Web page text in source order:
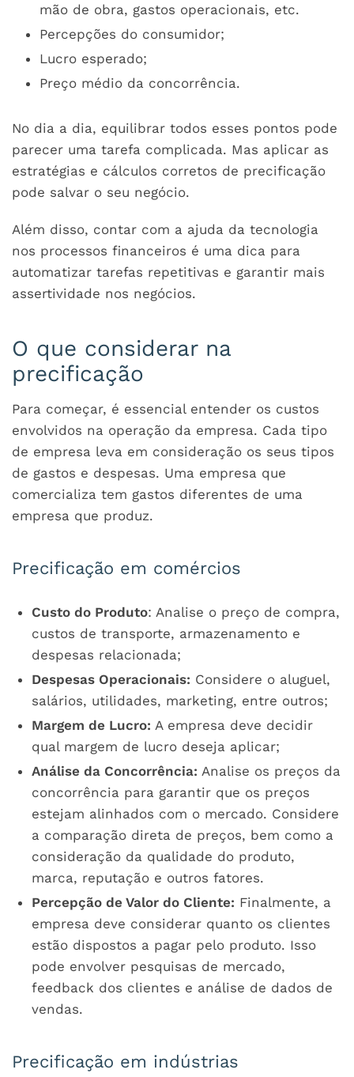
mão de obra, gastos operacionais, etc.
Percepções do consumidor;
Lucro esperado;
Preço médio da concorrência.
No dia a dia, equilibrar todos esses pontos pode
parecer uma tarefa complicada. Mas aplicar as
estratégias e cálculos corretos de precificação
pode salvar o seu negócio.
Além disso, contar com a ajuda da tecnologia
nos processos financeiros é uma dica para
automatizar tarefas repetitivas e garantir mais
assertividade nos negócios.
O que considerar na
precificação
Para começar, é essencial entender os custos
envolvidos na operação da empresa. Cada tipo
de empresa leva em consideração os seus tipos
de gastos e despesas. Uma empresa que
comercializa tem gastos diferentes de uma
empresa que produz.
Precificação em comércios
Custo do Produto: Analise o preço de compra,
custos de transporte, armazenamento e
despesas relacionada;
Despesas Operacionais: Considere o aluguel,
salários, utilidades, marketing, entre outros;
Margem de Lucro: A empresa deve decidir
qual margem de lucro deseja aplicar;
Análise da Concorrência: Analise os preços da
concorrência para garantir que os preços
estejam alinhados com o mercado. Considere
a comparação direta de preços, bem como a
consideração da qualidade do produto,
marca, reputação e outros fatores.
Percepção de Valor do Cliente: Finalmente, a
empresa deve considerar quanto os clientes
estão dispostos a pagar pelo produto. Isso
pode envolver pesquisas de mercado,
feedback dos clientes e análise de dados de
vendas.
Precificação em indústrias